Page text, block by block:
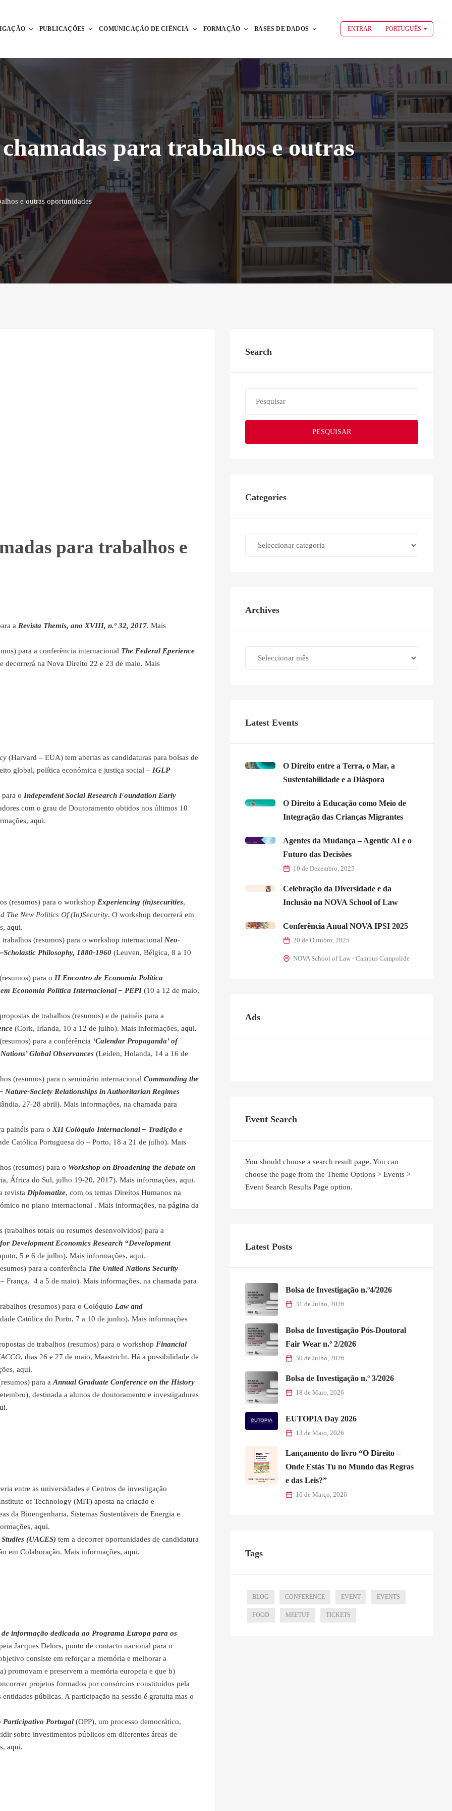
PUBLICAÇÕES COMUNICAÇÃO DE CIÊNCIA FORMAÇÃO BASES DE DADOS ENTRAR PORTUGUÊS
para trabalhos e outras
e outras oportunidades
para trabalhos e
a Revista Themis, ano XVIII, n.º 32, 2017. Mais
para a conferência internacional The Federal Eperience
decorrerá na Nova Direito 22 e 23 de maio. Mais
(Harvard – EUA) tem abertas as candidaturas para bolsas de
global, política económica e justiça social – IGLP
para o Independent Social Research Foundation Early
com o grau de Doutoramento obtidos nos últimos 10
aqui.
(resumos) para o workshop Experiencing (in)securities,
The New Politics Of (In)Security. O workshop decorrerá em
aqui.
trabalhos (resumos) para o workshop internacional Neo-
Philosophy, 1880-1960 (Leuven, Bélgica, 8 a 10
para o II Encontro de Economia Política
Economia Política Internacional – PEPI(10 a 12 de maio,
de trabalhos (resumos) e de painéis para a
(Cork, Irlanda, 10 a 12 de julho). Mais informações, aqui.
para a conferência ‘Calendar Propaganda’ of
Global Observances (Leiden, Holanda, 14 a 16 de
(resumos) para o seminário internacional Commanding the
Society Relationships in Authoritarian Regimes
27-28 abril). Mais informações, na chamada para
painéis para o XII Colóquio Internacional – Tradição e
Católica Portuguesa do – Porto, 18 a 21 de julho). Mais
(resumos) para o Workshop on Broadening the debate on
África do Sul, julho 19-20, 2017). Mais informações, aqui.
revista Diplomatize, com os temas Direitos Humanos na
no plano internacional . Mais informações, na página da
(trabalhos totais ou resumos desenvolvidos) para a
Development Economics Research “Development
5 e 6 de julho). Mais informações, aqui.
para a conferência The United Nations Security
França, 4 a 5 de maio). Mais informações, na chamada para
(resumos) para o Colóquio Law and
Católica do Porto, 7 a 10 de junho). Mais informações
de trabalhos (resumos) para o workshop Financial
, dias 26 e 27 de maio, Maastricht. Há a possibilidade de
aqui.
para a Annual Graduate Conference on the History
destinada a alunos de doutoramento e investigadores
.
entre as universidades e Centros de investigação
of Technology (MIT) aposta na criação e
da Bioengenharia, Sistemas Sustentáveis de Energia e
aqui.
(UACES) tem a decorrer oportunidades de candidatura
em Colaboração. Mais informações, aqui.
de informação dedicada ao Programa Europa para os
Jacques Delors, ponto de contacto nacional para o
consiste em reforçar a memória e melhorar a
promovam e preservem a memória europeia e que b)
projetos formados por consórcios constituídos pela
públicas. A participação na sessão é gratuita mas o
Participativo Portugal (OPP), um processo democrático,
sobre investimentos públicos em diferentes áreas de
aqui.
Search
PESQUISAR
Categories
Archives
Latest Events
O Direito entre a Terra, o Mar, a
Sustentabilidade e a Diáspora
O Direito à Educação como Meio de
Integração das Crianças Migrantes
Agentes da Mudança – Agentic AI e o
Futuro das Decisões
10 de Dezembro, 2025
Celebração da Diversidade e da
Inclusão na NOVA School of Law
Conferência Anual NOVA IPSI 2025
20 de Outubro, 2025
NOVA School of Law - Campus Campolide
Ads
Event Search
You should choose a search result page. You can
choose the page from the Theme Options > Events >
Event Search Results Page option.
Latest Posts
Bolsa de Investigação n.º4/2026
31 de Julho, 2026
Bolsa de Investigação Pós-Doutoral
Fair Wear n.º 2/2026
30 de Julho, 2026
Bolsa de Investigação n.º 3/2026
18 de Maio, 2026
EUTOPIA Day 2026
13 de Maio, 2026
Lançamento do livro “O Direito –
Onde Estás Tu no Mundo das Regras
e das Leis?”
16 de Março, 2026
Tags
BLOG CONFERENCE EVENT EVENTS
FOOD MEETUP TICKETS